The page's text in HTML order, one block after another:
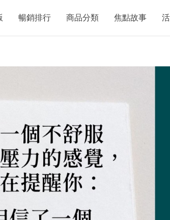
暢銷排行 商品分類 焦點故事